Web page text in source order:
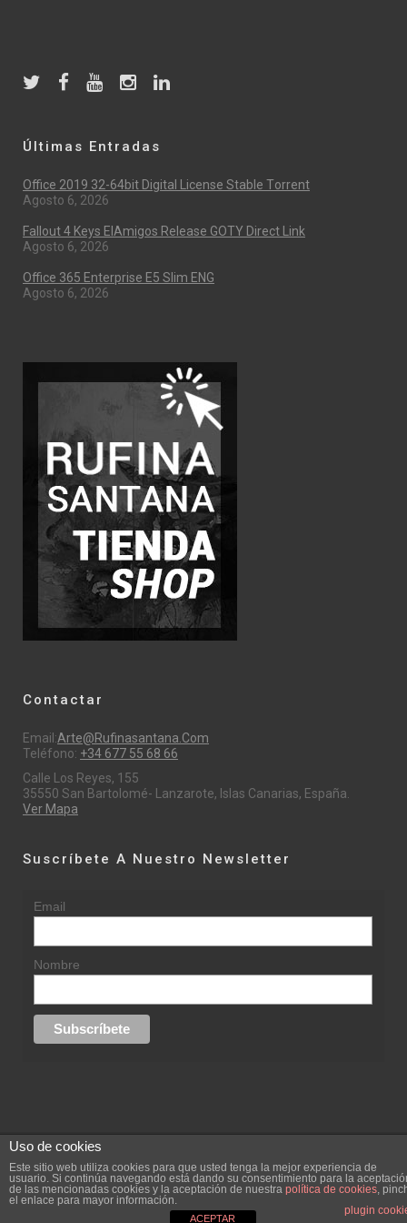
Últimas Entradas
Office 2019 32-64bit Digital License Stable Tоrrеnt
Agosto 6, 2026
Fallout 4 Keys ElAmigos Release GOTY Direct Link
Agosto 6, 2026
Office 365 Enterprise E5 Slim ENG
Agosto 6, 2026
Contactar
Email:Arte@rufinasantana.com
Teléfono: +34 677 55 68 66
Calle Los Reyes, 155
35550 San Bartolomé- Lanzarote, Islas Canarias, España.
Ver Mapa
Suscríbete A Nuestro Newsletter
Email
Nombre
replica rolex datejust replica rolex day date
Creada por
Uso de cookies
Este sitio web utiliza cookies para que usted tenga la mejor experiencia de
usuario. Si continúa navegando está dando su consentimiento para la
de las mencionadas cookies y la aceptación de nuestra política de cookies,
el enlace para mayor información.
plugin
ACEPTAR